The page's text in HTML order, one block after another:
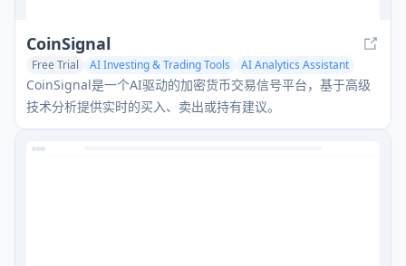
CoinSignal
Free Trial AI Investing & Trading Tools AI Analytics Assistant
CoinSignal是一个AI驱动的加密货币交易信号平台，基于高级
技术分析提供实时的买入、卖出或持有建议。